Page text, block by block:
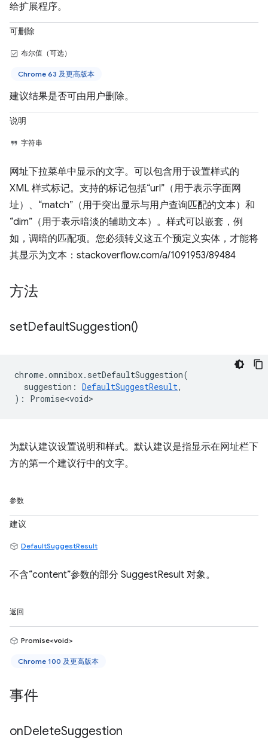
给扩展程序。
可删除
布尔值（可选）
Chrome 63 及更高版本
建议结果是否可由用户删除。
说明
字符串
网址下拉菜单中显示的文字。可以包含用于设置样式的
XML 样式标记。支持的标记包括“url”（用于表示字面网
址）、“match”（用于突出显示与用户查询匹配的文本）和
“dim”（用于表示暗淡的辅助文本）。样式可以嵌套，例
如，调暗的匹配项。您必须转义这五个预定义实体，才能将
其显示为文本：stackoverflow.com/a/1091953/89484
方法
setDefaultSuggestion()
chrome.omnibox. setDefaultSuggestion(
suggestion : DefaultSuggestResult,
) : Promise<void>
为默认建议设置说明和样式。默认建议是指显示在网址栏下
方的第一个建议行中的文字。
参数
建议
DefaultSuggestResult
不含“content”参数的部分 SuggestResult 对象。
返回
Promise<void>
Chrome 100 及更高版本
事件
onDeleteSuggestion